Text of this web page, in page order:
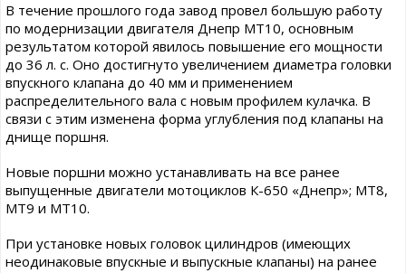
В течение прошлого года завод провел большую работу
по модернизации двигателя Днепр МТ10, основным
результатом которой явилось повышение его мощности
до 36 л. с. Оно достигнуто увеличением диаметра головки
впускного клапана до 40 мм и применением
распределительного вала с новым профилем кулачка. В
связи с этим изменена форма углубления под клапаны на
днище поршня.
Новые поршни можно устанавливать на все ранее
выпущенные двигатели мотоциклов К-650 «Днепр»; МТ8,
МТ9 и МТ10.
При установке новых головок цилиндров (имеющих
неодинаковые впускные и выпускные клапаны) на ранее